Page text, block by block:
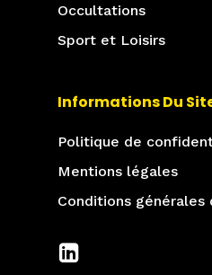
Occultations
Sport et Loisirs
Informations Du
Politique de
Mentions légales
Conditions générales